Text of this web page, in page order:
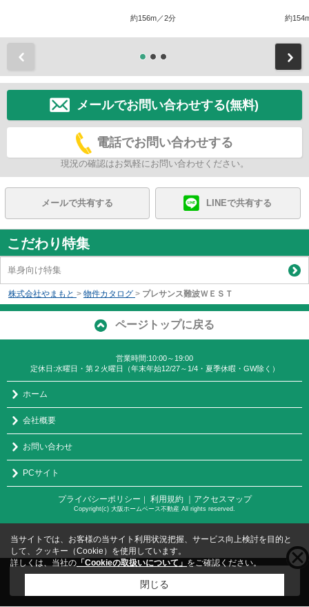
約156m／2分 約
メールでお問い合わせする(無料)
電話でお問い合わせする
現況の確認はお気軽にお問い合わせください。
メールで共有する LINEで共有する
こだわり特集
単身向け特集
株式会社やまもと > 物件カタログ > プレサンス難波ＷＥＳＴ
ページトップに戻る
営業時間:10:00～19:00
定休日:水曜日・第２火曜日（年末年始12/27～1/4・夏季休暇・GW除く）
ホーム
会社概要
お問い合わせ
PCサイト
プライバシーポリシー 利用規約 ｜アクセスマップ
Copyright(c) 大阪ホームベース不動産 All rights reserved.
こちらの物件をご覧の方にお勧めな物件
当サイトでは、お客様の当サイト利用状況把握、サービス向上検討を目的と
して、クッキー（Cookie）を使用しています。
詳しくは、当社の 「Cookieの取扱いについて」 をご確認ください。
閉じる